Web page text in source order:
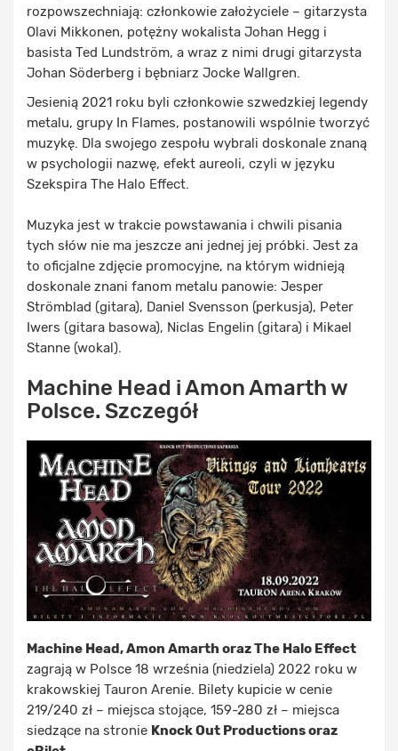
rozpowszechniają: członkowie założyciele – gitarzysta
Olavi Mikkonen, potężny wokalista Johan Hegg i
basista Ted Lundström, a wraz z nimi drugi gitarzysta
Johan Söderberg i bębniarz Jocke Wallgren.
Jesienią 2021 roku byli członkowie szwedzkiej legendy
metalu, grupy In Flames, postanowili wspólnie tworzyć
muzykę. Dla swojego zespołu wybrali doskonale znaną
w psychologii nazwę, efekt aureoli, czyli w języku
Szekspira The Halo Effect.
Muzyka jest w trakcie powstawania i chwili pisania
tych słów nie ma jeszcze ani jednej jej próbki. Jest za
to oficjalne zdjęcie promocyjne, na którym widnieją
doskonale znani fanom metalu panowie: Jesper
Strömblad (gitara), Daniel Svensson (perkusja), Peter
Iwers (gitara basowa), Niclas Engelin (gitara) i Mikael
Stanne (wokal).
Machine Head i Amon Amarth w
Polsce. Szczegół
Machine Head, Amon Amarth oraz The Halo Effect
zagrają w Polsce 18 września (niedziela) 2022 roku w
krakowskiej Tauron Arenie. Bilety kupicie w cenie
219/240 zł – miejsca stojące, 159-280 zł – miejsca
siedzące na stronie Knock Out Productions oraz